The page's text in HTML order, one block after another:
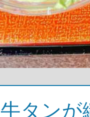
牛タンが